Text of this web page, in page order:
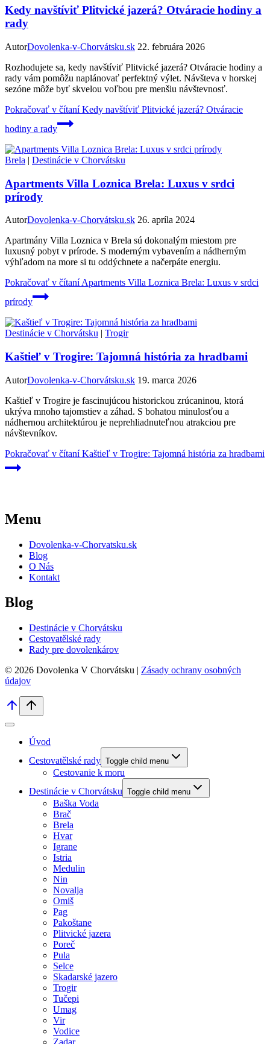
Kedy navštíviť Plitvické jazerá? Otváracie hodiny a
rady
AutorDovolenka-v-Chorvátsku.sk 22. februára 2026
Rozhodujete sa, kedy navštíviť Plitvické jazerá? Otváracie hodiny a
rady vám pomôžu naplánovať perfektný výlet. Návšteva v horskej
sezóne môže byť skvelou voľbou pre menšiu návštevnosť.
Pokračovať v čítaníKedy navštíviť Plitvické jazerá? Otváracie
hodiny a rady
Brela | Destinácie v Chorvátsku
Apartments Villa Loznica Brela: Luxus v srdci
prírody
AutorDovolenka-v-Chorvátsku.sk 26. apríla 2024
Apartmány Villa Loznica v Brela sú dokonalým miestom pre
luxusný pobyt v prírode. S moderným vybavením a nádherným
výhľadom na more si tu oddýchnete a načerpáte energiu.
Pokračovať v čítaníApartments Villa Loznica Brela: Luxus v srdci
prírody
Destinácie v Chorvátsku | Trogir
Kaštieľ v Trogire: Tajomná história za hradbami
AutorDovolenka-v-Chorvátsku.sk 19. marca 2026
Kaštieľ v Trogire je fascinujúcou historickou zrúcaninou, ktorá
ukrýva mnoho tajomstiev a záhad. S bohatou minulosťou a
nádhernou architektúrou je neprehliadnuteľnou atrakciou pre
návštevníkov.
Pokračovať v čítaníKaštieľ v Trogire: Tajomná história za hradbami
Menu
Dovolenka-v-Chorvatsku.sk
Blog
O Nás
Kontakt
Blog
Destinácie v Chorvátsku
Cestovatělské rady
Rady pre dovolenkárov
© 2026 Dovolenka V Chorvátsku | Zásady ochrany osobných
údajov
Úvod
Cestovatělské rady Toggle child menu
Cestovanie k moru
Destinácie v Chorvátsku Toggle child menu
Baška Voda
Brač
Brela
Hvar
Igrane
Istria
Medulin
Nin
Novalja
Omiš
Pag
Pakoštane
Plitvické jazera
Poreč
Pula
Selce
Skadarské jazero
Trogir
Tučepi
Umag
Vir
Vodice